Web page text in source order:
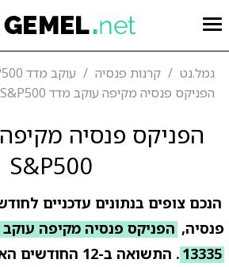
גמל.נט קרנות פנסיה
עוקב מדד S&P500
הפניקס פנסיה מקיפה עוקב מדד S&P500
הפניקס פנסיה
S&P500
הנכם צופים בנתונים עדכניים
פנסיה,
13335 . התשואה ב-12 החודשים האחרונים עומדת על